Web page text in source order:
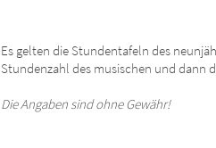
Es gelten die Stundentafeln des
Stundenzahl des musischen und dann
Die Angaben sind ohne Gewähr!